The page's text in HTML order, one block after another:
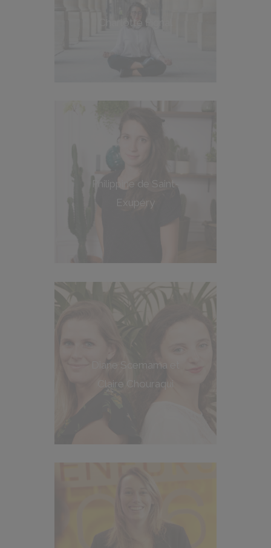
Philippine de Saint-
Exupéry
Diane Scemama et
Claire Chouraqui